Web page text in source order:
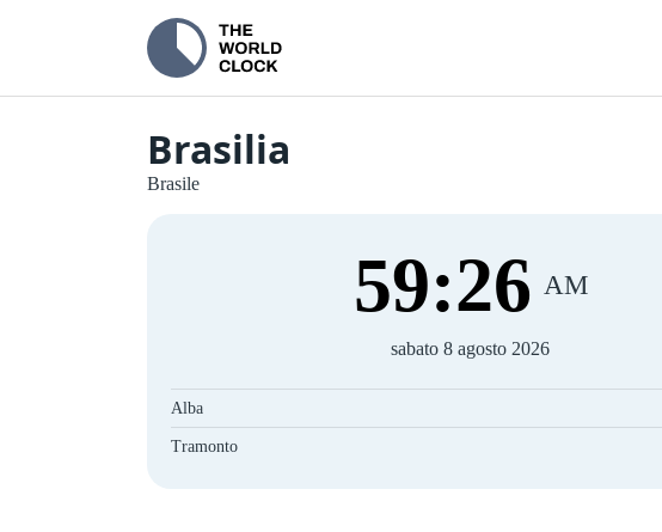
Brasilia
Brasile
59:26 AM
sabato 8 agosto 2026
Alba
Tramonto